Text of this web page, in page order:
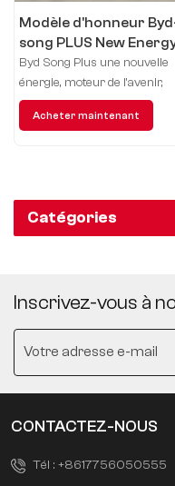
Modèle d'honneur
song PLUS New
2025 DM-i 112KM
Byd Song Plus une nouvelle
énergie, moteur de l'avenir,
menant la vie verte.
Acheter maintenant
Catégories
Inscrivez-vous à
CONTACTEZ-NOUS
Tél : +8617756050555